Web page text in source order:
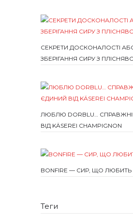
СЕКРЕТИ ДОСКОНАЛОСТІ
ЗБЕРІГАННЯ СИРУ З
ЛЮБЛЮ DORBLU…
ВІД KÄSEREI CHAMPIGNON
BONFIRE — СИР, ЩО
Теги